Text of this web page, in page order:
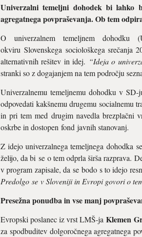
Univerzalni temeljni dohodek bi lahko
agregatnega povpraševanja. Ob tem
O univerzalnem temeljnem
okviru Slovenskega sociološkega srečanja
alternativnih rešitev in idej. “Ideja o
stranki so z dogajanjem na tem področju
Univerzalnemu temeljnemu dohodku v
odpovedati kakšnemu drugemu socialnemu
in pri tem med drugim navedla brezplačni
oskrbe in dostopen fond javnih stanovanj.
Z idejo univerzalnega temeljnega dohodka
želijo, da bi se o tem odprla širša razprava.
v program zapisale, da se bodo s to idejo
Predolgo se v Sloveniji in Evropi govori o
Presežna ponudba in vse manj
Evropski poslanec iz vrst LMŠ-jaKlemen
za spodbuditev dolgoročnega agregatnega